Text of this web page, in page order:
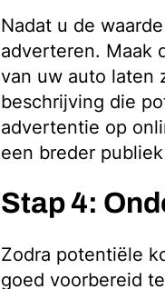
Nadat u de
adverteren. Maak
van uw auto laten
beschrijving die
advertentie op
een breder
Stap 4:
Zodra potentiële
goed voorbereid